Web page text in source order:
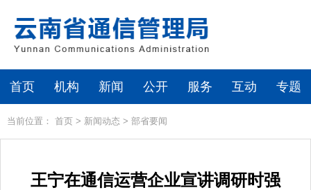
首页 机构 新闻 公开 服务 互动 专题
当前位置： 首页 > 新闻动态 > 部省要闻
王宁在通信运营企业宣讲调研时强